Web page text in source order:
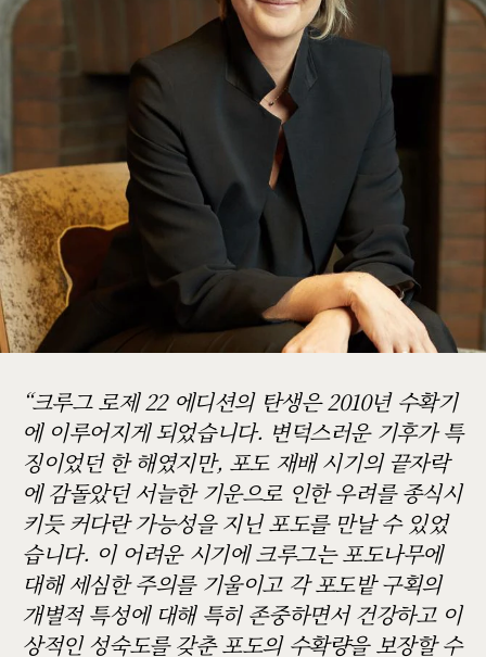
크루그 로제 22 에디션의 탄생은 2010년 수확기
에 이루어지게 되었습니다. 변덕스러운 기후가 특
징이었던 한 해였지만, 포도 재배 시기의 끝자락
에 감돌았던 서늘한 기운으로 인한 우려를 종식시
키듯 커다란 가능성을 지닌 포도를 만날 수 있었
습니다. 이 어려운 시기에 크루그는 포도나무에
대해 세심한 주의를 기울이고 각 포도밭 구획의
개별적 특성에 대해 특히 존중하면서 건강하고 이